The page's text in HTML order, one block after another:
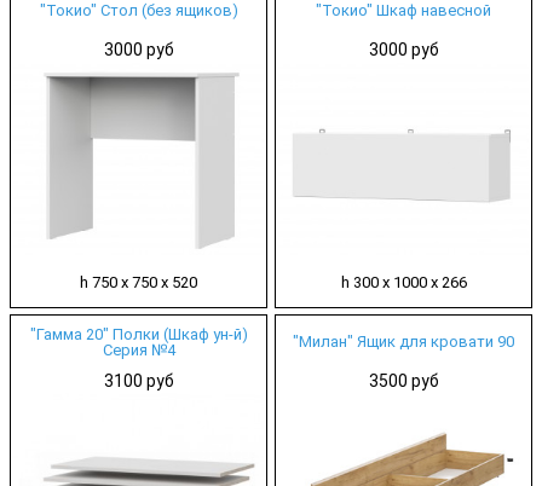
"Токио" Стол (без ящиков)
3000 руб
h 750 х 750 х 520
"Токио" Шкаф навесной
3000 руб
h 300 х 1000 х 266
"Гамма 20" Полки (Шкаф ун-й)
Серия №4
3100 руб
"Милан" Ящик для кровати 90
3500 руб